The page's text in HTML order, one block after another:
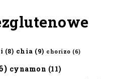
(8) chia (9) chorizo (6)
cynamon (11)